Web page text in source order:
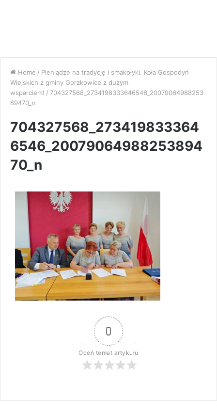
Home / Pieniądze na tradycję i smakołyki. Koła Gospodyń
Wiejskich z gminy Gorzkowice z dużym
wsparciem! / 704327568_2734198333646546_20079064988253
89470_n
704327568_273419833364
6546_20079064988253894
70_n
0
Oceń temat artykułu